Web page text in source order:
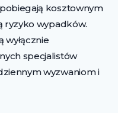
kosztownym
ryzyko wypadków.
wyłącznie
specjalistów
wyzwaniom i